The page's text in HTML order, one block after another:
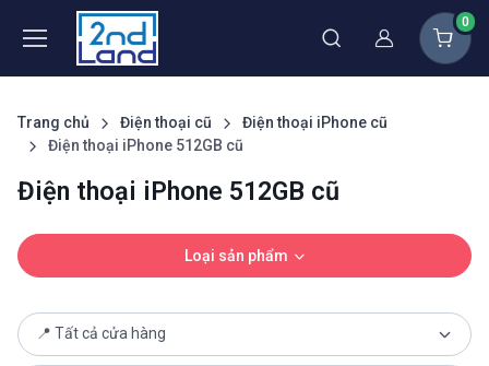
Thành viên
0
Trang chủ Điện thoại cũ
Điện thoại iPhone cũ
Điện thoại iPhone 512GB cũ
Điện thoại iPhone 512GB cũ
Loại sản phẩm